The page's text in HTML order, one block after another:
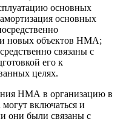
основных
основных
новых объектов НМА;
связаны с
его к
целях.
НМА в организацию в
включаться и
они были связаны с